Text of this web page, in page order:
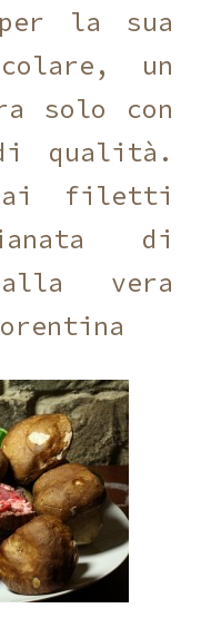
la sua
un
solo con
qualità.
dai filetti
di
vera